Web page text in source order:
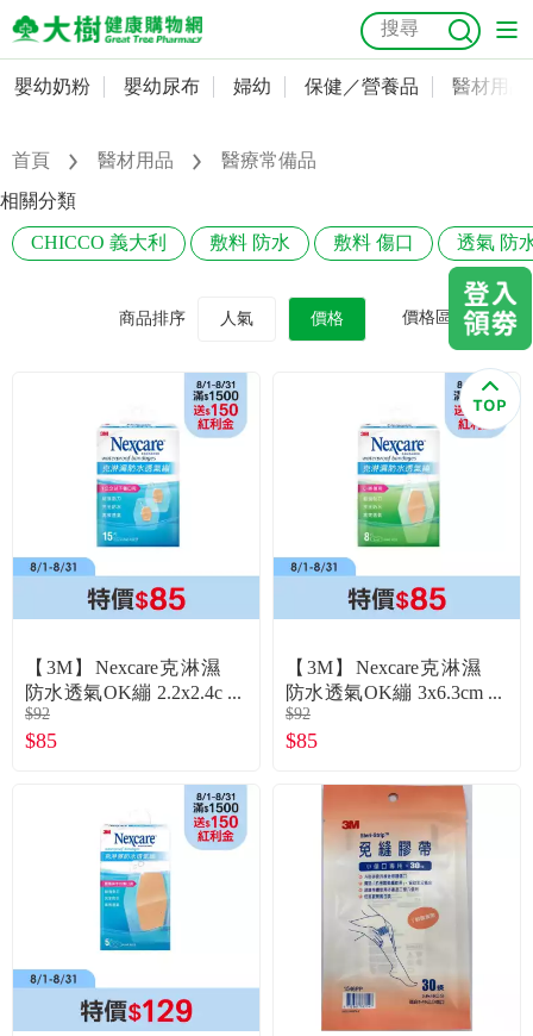
嬰幼奶粉
嬰幼尿布
婦幼
美容／個人清潔
食品／健康食補
寵物
名人嚴選
優惠活動
會員專區
抗菌 尿布 大樹獨家 益生菌 魚油
奶瓶奶嘴
會員資料及密碼修改
常用收件人清單
訂單查詢
購物金查詢
優惠券領取
優惠券查詢
登入
嬰幼奶粉 嬰幼尿布 婦幼 保健／營養品 醫材用品
首頁 醫材用品
醫療常備品
相關分類
CHICCO 義大利 敷料 防水 敷料 傷口 透氣 防
商品排序 人氣 價格 價格區間
【3M】Nexcare克淋濕
防水透氣OK繃 2.2x2.4c
m（15片／盒）
$92
$85
【3M】Nexcare克淋濕
防水透氣OK繃 3x6.3cm
（8片／盒）
$92
$85